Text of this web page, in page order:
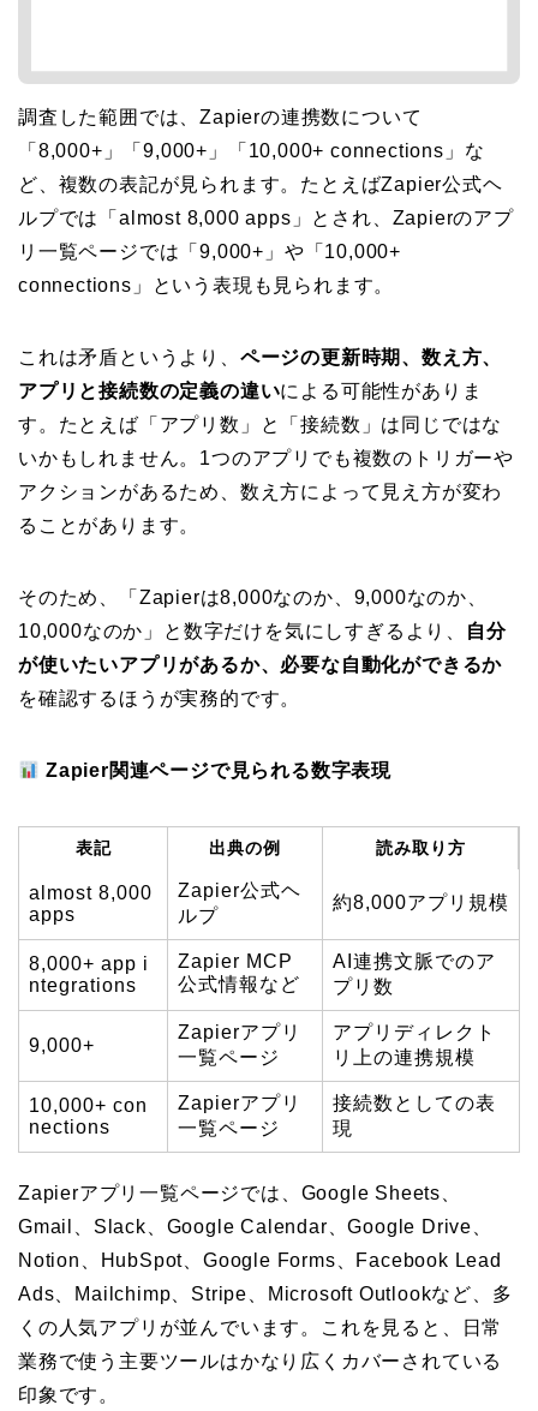
調査した範囲では、Zapierの連携数について
「8,000+」「9,000+」「10,000+ connections」な
ど、複数の表記が見られます。たとえばZapier公式ヘ
ルプでは「almost 8,000 apps」とされ、Zapierのアプ
リ一覧ページでは「9,000+」や「10,000+
connections」という表現も見られます。
これは矛盾というより、 ページの更新時期、数え方、
アプリと接続数の定義の違いによる可能性がありま
す。たとえば「アプリ数」と「接続数」は同じではな
いかもしれません。1つのアプリでも複数のトリガーや
アクションがあるため、数え方によって見え方が変わ
ることがあります。
そのため、「Zapierは8,000なのか、9,000なのか、
10,000なのか」と数字だけを気にしすぎるより、
自分
が使いたいアプリがあるか、必要な自動化ができるか
を確認するほうが実務的です。
Zapier関連ページで見られる数字表現
表記 出典の例 読み取り方
almost 8,000
apps
Zapier公式ヘ
ルプ
約8,000アプリ規模
8,000+ app i
ntegrations
Zapier MCP
公式情報など
AI連携文脈でのア
プリ数
9,000+
Zapierアプリ
一覧ページ
アプリディレクト
リ上の連携規模
10,000+ con
nections
Zapierアプリ
一覧ページ
接続数としての表
現
Zapierアプリ一覧ページでは、Google Sheets、
Gmail、Slack、Google Calendar、Google Drive、
Notion、HubSpot、Google Forms、Facebook Lead
Ads、Mailchimp、Stripe、Microsoft Outlookなど、多
くの人気アプリが並んでいます。これを見ると、日常
業務で使う主要ツールはかなり広くカバーされている
印象です。